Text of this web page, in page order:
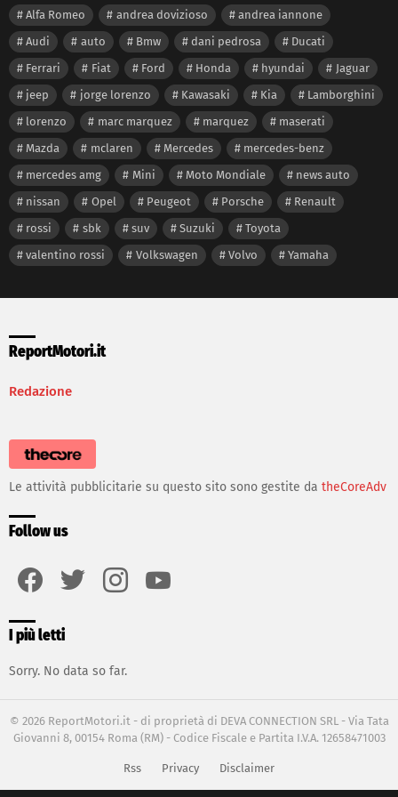
Alfa Romeo andrea dovizioso
andrea iannone
Audi
auto Bmw dani pedrosa
Ducati
Ferrari
Fiat Ford Honda hyundai
Jaguar
jeep
jorge lorenzo Kawasaki Kia
Lamborghini
lorenzo
marc marquez marquez
maserati
Mazda
mclaren Mercedes
mercedes-benz
mercedes amg
Mini Moto Mondiale
news auto
nissan
Opel Peugeot Porsche
Renault
rossi
sbk suv Suzuki
Toyota
valentino rossi
Volkswagen Volvo Yamaha
ReportMotori.it
Redazione
Le attività pubblicitarie su questo sito sono gestite da theCoreAdv
Follow us
I più letti
Sorry. No data so far.
© 2026 ReportMotori.it - di proprietà di DEVA CONNECTION SRL - Via Tata
Giovanni 8, 00154 Roma (RM) - Codice Fiscale e Partita I.V.A. 12658471003
Rss Privacy Disclaimer